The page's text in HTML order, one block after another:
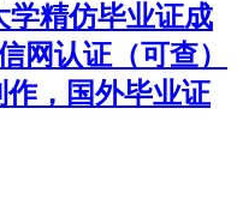
学精仿毕业证成
网认证（可查）
，国外毕业证